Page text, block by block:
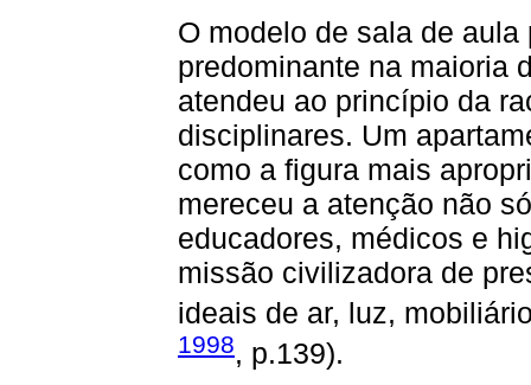
O modelo de sala de
predominante na maioria
atendeu ao princípio da
disciplinares. Um
como a figura mais
mereceu a atenção não
educadores, médicos e
missão civilizadora de
ideais de ar, luz,
1998, p.139).